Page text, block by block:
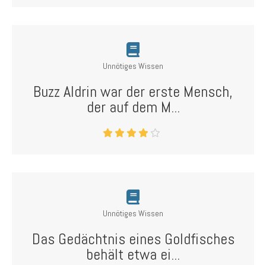
Unnötiges Wissen
Buzz Aldrin war der erste Mensch,
der auf dem M...
Unnötiges Wissen
Das Gedächtnis eines Goldfisches
behält etwa ei...